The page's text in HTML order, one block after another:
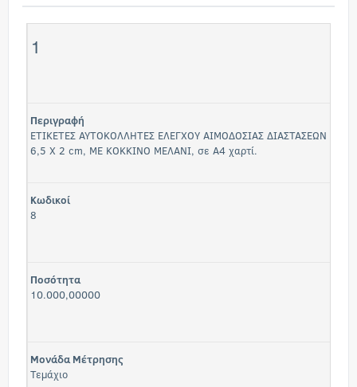
1
Περιγραφή
ΕΤΙΚΕΤΕΣ ΑΥΤΟΚΟΛΛΗΤΕΣ ΕΛΕΓΧΟΥ ΑΙΜΟΔΟΣΙΑΣ ΔΙΑΣΤΑΣΕΩΝ
6,5 Χ 2 cm, ΜΕ ΚΟΚΚΙΝΟ ΜΕΛΑΝΙ, σε Α4 χαρτί.
Κωδικοί
8
Ποσότητα
10.000,00000
Μονάδα Μέτρησης
Τεμάχιο